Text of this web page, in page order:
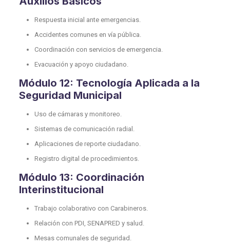
Respuesta inicial ante emergencias.
Accidentes comunes en vía pública.
Coordinación con servicios de emergencia.
Evacuación y apoyo ciudadano.
Módulo 12: Tecnología Aplicada a la
Seguridad Municipal
Uso de cámaras y monitoreo.
Sistemas de comunicación radial.
Aplicaciones de reporte ciudadano.
Registro digital de procedimientos.
Módulo 13: Coordinación
Interinstitucional
Trabajo colaborativo con Carabineros.
Relación con PDI, SENAPRED y salud.
Mesas comunales de seguridad.